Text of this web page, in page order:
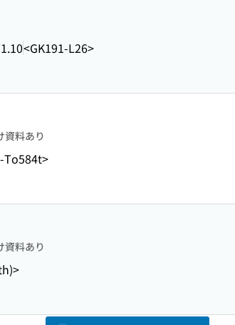
<GK191-L26>
資料あり
To584t>
資料あり